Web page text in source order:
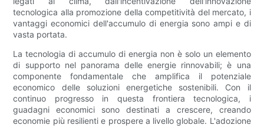
tecnologica alla promozione della competitività del mercato, i
vantaggi economici dell'accumulo di energia sono ampi e di
vasta portata.
La tecnologia di accumulo di energia non è solo un elemento
di supporto nel panorama delle energie rinnovabili; è una
componente fondamentale che amplifica il potenziale
economico delle soluzioni energetiche sostenibili. Con il
continuo progresso in questa frontiera tecnologica, i
guadagni economici sono destinati a crescere, creando
economie più resilienti e prospere a livello globale. L'adozione